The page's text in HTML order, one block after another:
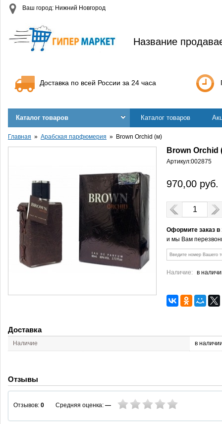
Ваш город: Нижний Новгород
Название
Доставка по всей России за 24 часа
Каталог товаров Каталог товаров
Главная Арабская парфюмерия Brown Orchid (м)
Brown Orchid
Артикул:002875
970,00 руб.
Оформите заказ
и мы Вам
Наличие: в
Доставка
Наличие в
Отзывы
Отзывов: 0 Средняя оценка: —